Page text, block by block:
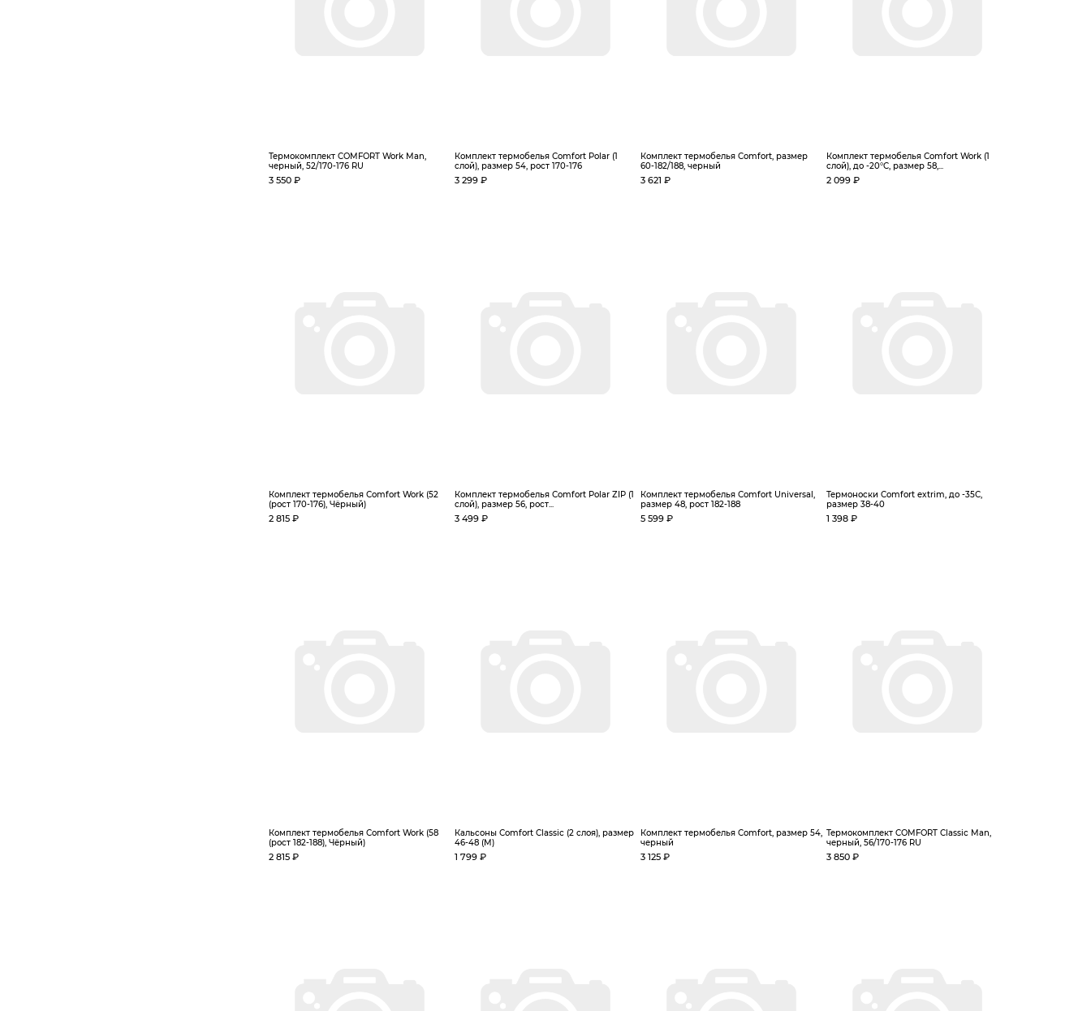
Термокомплект COMFORT Work Man,
черный, 52/170-176 RU
3 550 ₽
Комплект термобелья Сomfort Polar (1
слой), размер 54, рост 170-176
3 299 ₽
Комплект термобелья Comfort, размер
60-182/188, черный
3 621 ₽
Комплект термобелья Сomfort Work (1
слой), до -20°C, размер 58,...
2 099 ₽
Комплект термобелья Сomfort Work (52
(рост 170-176), Чёрный)
2 815 ₽
Комплект термобелья Сomfort Polar ZIP (1
слой), размер 56, рост...
3 499 ₽
Комплект термобелья Сomfort Universal,
размер 48, рост 182-188
5 599 ₽
Термоноски Comfort extrim, до -35С,
размер 38-40
1 398 ₽
Комплект термобелья Сomfort Work (58
(рост 182-188), Чёрный)
2 815 ₽
Кальсоны Сomfort Classic (2 слоя), размер
46-48 (M)
1 799 ₽
Комплект термобелья Comfort, размер 54,
черный
3 125 ₽
Термокомплект COMFORT Classic Man,
черный, 56/170-176 RU
3 850 ₽